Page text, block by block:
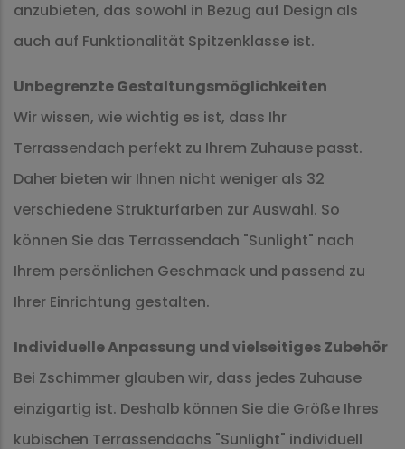
anzubieten, das sowohl in Bezug auf Design als
auch auf Funktionalität Spitzenklasse ist.
Unbegrenzte Gestaltungsmöglichkeiten
Wir wissen, wie wichtig es ist, dass Ihr
Terrassendach perfekt zu Ihrem Zuhause passt.
Daher bieten wir Ihnen nicht weniger als 32
verschiedene Strukturfarben zur Auswahl. So
können Sie das Terrassendach "Sunlight" nach
Ihrem persönlichen Geschmack und passend zu
Ihrer Einrichtung gestalten.
Individuelle Anpassung und vielseitiges Zubehör
Bei Zschimmer glauben wir, dass jedes Zuhause
einzigartig ist. Deshalb können Sie die Größe Ihres
kubischen Terrassendachs "Sunlight" individuell